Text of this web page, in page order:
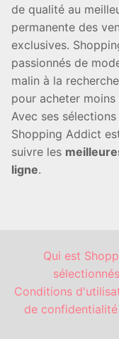
de qualité au
permanente des
exclusives.
passionnés de
malin à la
pour acheter moins
Avec ses
Shopping Addict
suivre les
ligne.
Qui est
Conditions
de